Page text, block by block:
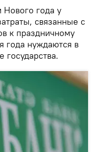
Нового года у
связанные с
к праздничному
года нуждаются в